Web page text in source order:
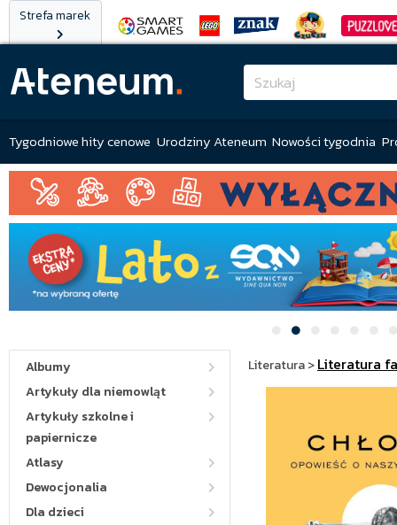
Strefa marek
Tygodniowe hity cenowe Urodziny Ateneum Nowości tygodnia
Albumy
Artykuły dla niemowląt
Artykuły szkolne i
papiernicze
Atlasy
Dewocjonalia
Dla dzieci
Literatura>Literatura